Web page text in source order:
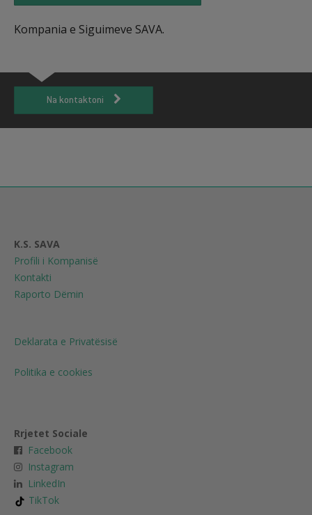
Kompania e Siguimeve SAVA.
Na kontaktoni
K.S. SAVA
Profili i Kompanisë
Kontakti
Raporto Dëmin
Deklarata e Privatësisë
Politika e cookies
Rrjetet Sociale
Facebook
Instagram
LinkedIn
TikTok